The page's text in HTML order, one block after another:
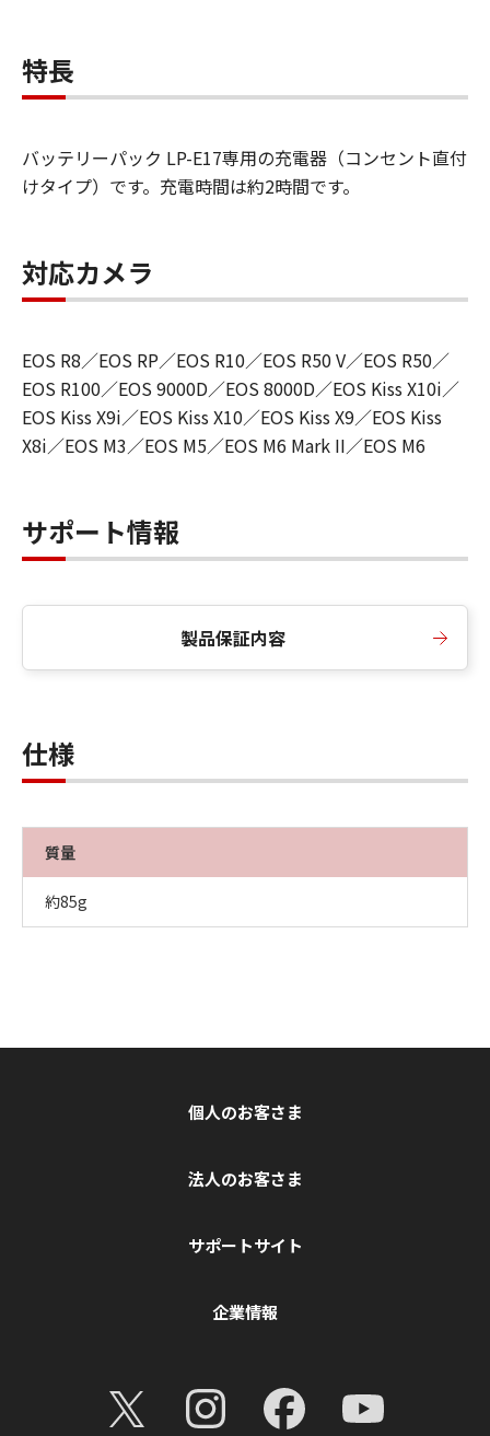
特長
バッテリーパック LP-E17専用の充電器（コンセント直付
けタイプ）です。充電時間は約2時間です。
対応カメラ
EOS R8／EOS RP／EOS R10／EOS R50 V／EOS R50／
EOS R100／EOS 9000D／EOS 8000D／EOS Kiss X10i／
EOS Kiss X9i／EOS Kiss X10／EOS Kiss X9／EOS Kiss
X8i／EOS M3／EOS M5／EOS M6 Mark II／EOS M6
サポート情報
製品保証内容
仕様
質量
約85g
個人のお客さま
法人のお客さま
サポートサイト
企業情報